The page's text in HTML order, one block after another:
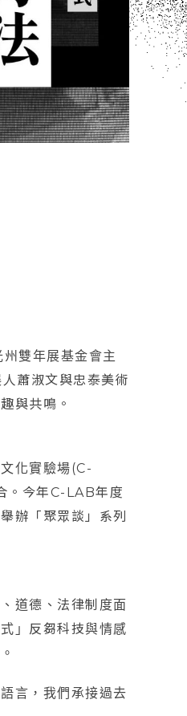
雙年展基金會主
蕭淑文與忠泰美術
與共鳴。
化實驗場(C-
。今年C-LAB年度
辦「聚眾談」系列
道德、法律制度面
」反芻科技與情感
言，我們承接過去